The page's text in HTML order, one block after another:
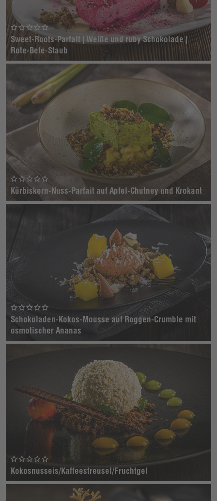
Sweet-Roots-Parfait | Weiße und ruby Schokolade |
Rote-Bete-Staub
Kürbiskern-Nuss-Parfait auf Apfel-Chutney und Krokant
Schokoladen-Kokos-Mousse auf Roggen-Crumble mit
osmotischer Ananas
Kokosnusseis/Kaffeestreusel/Fruchtgel